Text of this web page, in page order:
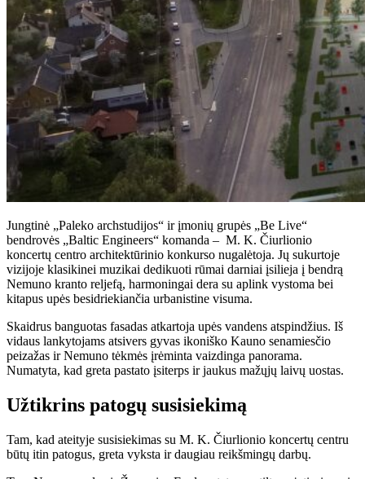
Jungtinė „Paleko archstudijos“ ir įmonių grupės „Be Live“
bendrovės „Baltic Engineers“ komanda – M. K. Čiurlionio
koncertų centro architektūrinio konkurso nugalėtoja. Jų sukurtoje
vizijoje klasikinei muzikai dedikuoti rūmai darniai įsilieja į bendrą
Nemuno kranto reljefą, harmoningai dera su aplink vystoma bei
kitapus upės besidriekiančia urbanistine visuma.
Skaidrus banguotas fasadas atkartoja upės vandens atspindžius. Iš
vidaus lankytojams atsivers gyvas ikoniško Kauno senamiesčio
peizažas ir Nemuno tėkmės įrėminta vaizdinga panorama.
Numatyta, kad greta pastato įsiterps ir jaukus mažųjų laivų uostas.
Užtikrins patogų susisiekimą
Tam, kad ateityje susisiekimas su M. K. Čiurlionio koncertų centru
būtų itin patogus, greta vyksta ir daugiau reikšmingų darbų.